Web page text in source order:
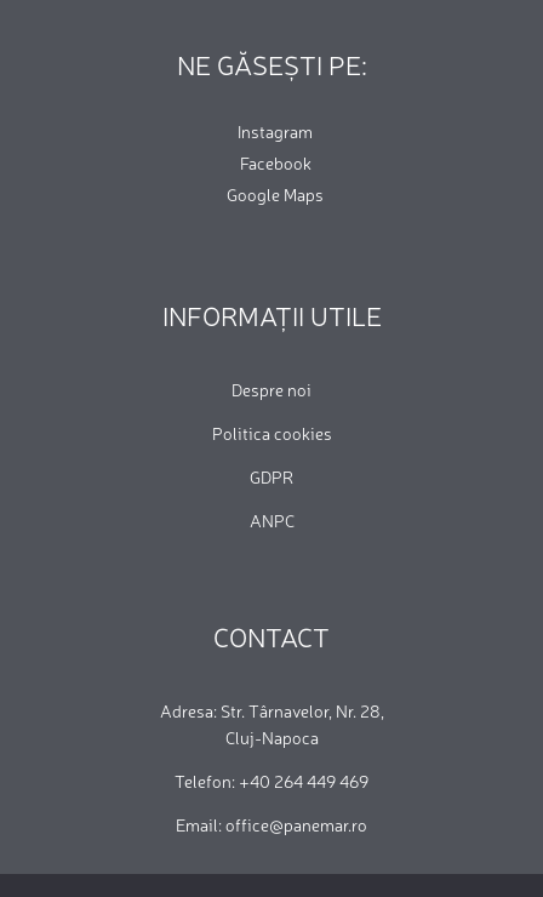
NE GĂSEȘTI PE:
Instagram
Facebook
Google Maps
INFORMAȚII UTILE
Despre noi
Politica cookies
GDPR
ANPC
CONTACT
Adresa: Str. Târnavelor, Nr. 28,
Cluj-Napoca
Telefon: +40 264 449 469
Email: office@panemar.ro